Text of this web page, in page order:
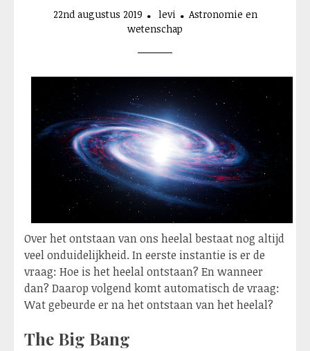
22nd augustus 2019 levi
Astronomie en
wetenschap
Over het ontstaan van ons heelal bestaat nog altijd
veel onduidelijkheid. In eerste instantie is er de
vraag: Hoe is het heelal ontstaan? En wanneer
dan? Daarop volgend komt automatisch de vraag:
Wat gebeurde er na het ontstaan van het heelal?
The Big Bang